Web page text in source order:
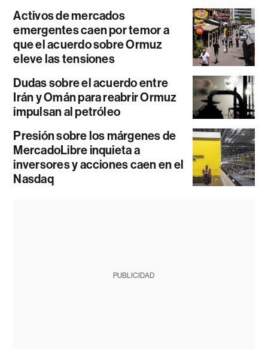
Activos de mercados
emergentes caen por temor a
que el acuerdo sobre Ormuz
eleve las tensiones
Dudas sobre el acuerdo entre
Irán y Omán para reabrir Ormuz
impulsan al petróleo
Presión sobre los márgenes de
MercadoLibre inquieta a
inversores y acciones caen en el
Nasdaq
PUBLICIDAD